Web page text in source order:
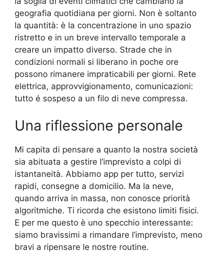
geografia quotidiana per giorni. Non è soltanto
la quantità: è la concentrazione in uno spazio
ristretto e in un breve intervallo temporale a
creare un impatto diverso. Strade che in
condizioni normali si liberano in poche ore
possono rimanere impraticabili per giorni. Rete
elettrica, approvvigionamento, comunicazioni:
tutto é sospeso a un filo di neve compressa.
Una riflessione personale
Mi capita di pensare a quanto la nostra società
sia abituata a gestire l’imprevisto a colpi di
istantaneità. Abbiamo app per tutto, servizi
rapidi, consegne a domicilio. Ma la neve,
quando arriva in massa, non conosce priorità
algoritmiche. Ti ricorda che esistono limiti fisici.
E per me questo è uno specchio interessante:
siamo bravissimi a rimandare l’imprevisto, meno
bravi a ripensare le nostre routine.